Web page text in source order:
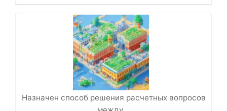
Назначен способ решения расчетных вопросов